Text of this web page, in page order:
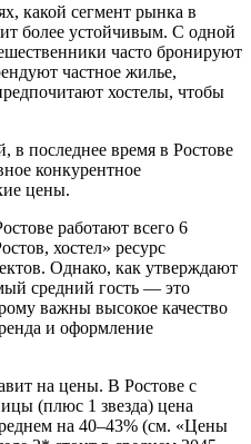
какой сегмент рынка в
более устойчивым. С одной
часто бронируют
частное жилье,
хостелы, чтобы
в последнее время в Ростове
конкурентное
цены.
работают всего 6
хостел» ресурс
Однако, как утверждают
средний гость — это
важны высокое качество
и оформление
на цены. В Ростове с
(плюс 1 звезда) цена
на 40–43% (см. «Цены